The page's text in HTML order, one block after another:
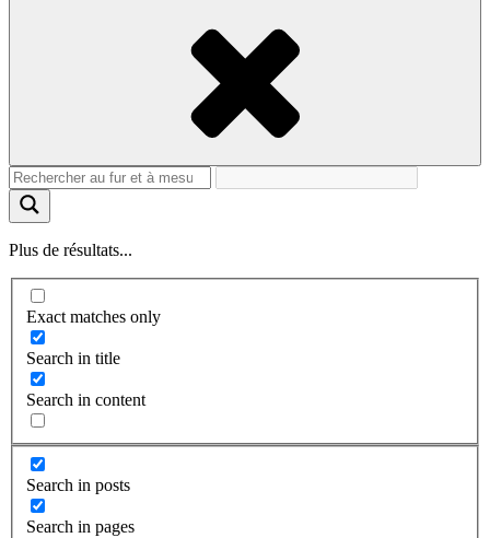
Plus de résultats...
Exact matches only
Search in title
Search in content
Search in posts
Search in pages